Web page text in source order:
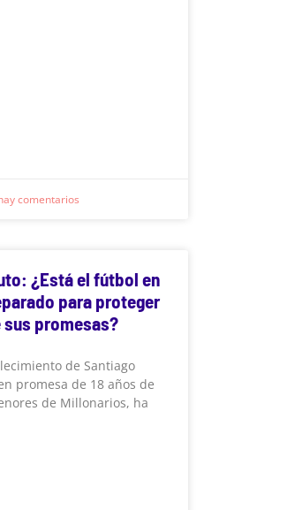
comentarios
¿Está el fútbol en
para proteger
sus promesas?
de Santiago
promesa de 18 años de
de Millonarios, ha